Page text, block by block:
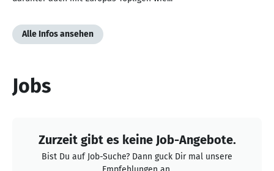
Alle Infos ansehen
Jobs
Zurzeit gibt es keine Job-Angebote.
Bist Du auf Job-Suche? Dann guck Dir mal unsere